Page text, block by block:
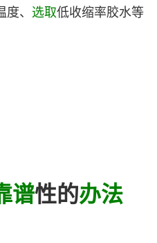
、 选取低收缩率胶水等
谱性的办法